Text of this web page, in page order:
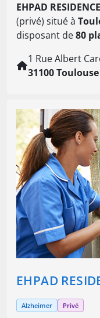
EHPAD
(privé) situé à
disposant de80
1 Rue Albert
31100 Toulouse
EHPAD
Alzheimer Privé